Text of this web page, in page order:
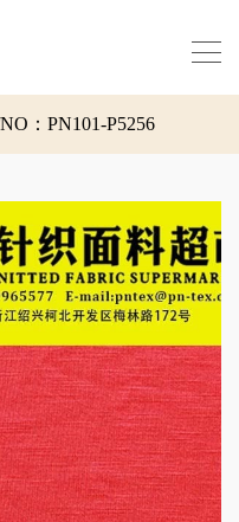
：PN101-P5256